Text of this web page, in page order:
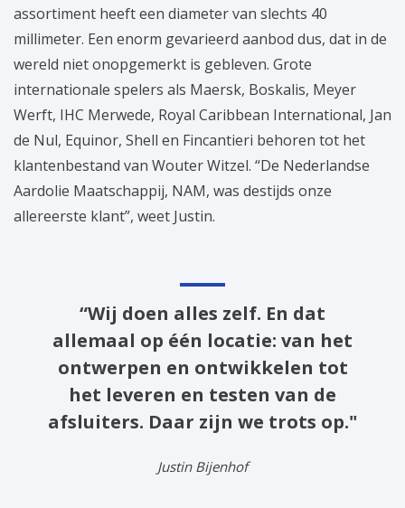
assortiment heeft een diameter van slechts 40
millimeter. Een enorm gevarieerd aanbod dus, dat in de
wereld niet onopgemerkt is gebleven. Grote
internationale spelers als Maersk, Boskalis, Meyer
Werft, IHC Merwede, Royal Caribbean International, Jan
de Nul, Equinor, Shell en Fincantieri behoren tot het
klantenbestand van Wouter Witzel. “De Nederlandse
Aardolie Maatschappij, NAM, was destijds onze
allereerste klant”, weet Justin.
“Wij doen alles zelf. En dat
allemaal op één locatie: van het
ontwerpen en ontwikkelen tot
het leveren en testen van de
afsluiters. Daar zijn we trots op."
Justin Bijenhof